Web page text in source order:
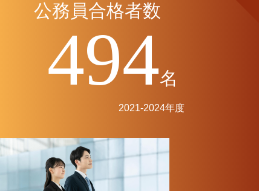
公務員合格者数
494名
2021-2024年度